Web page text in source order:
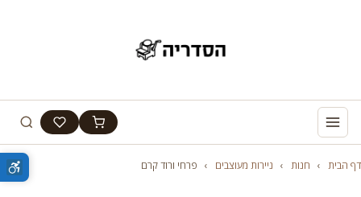
דף הבית › חנות › ניירות מעוצבים › פרחי ורוד קרם